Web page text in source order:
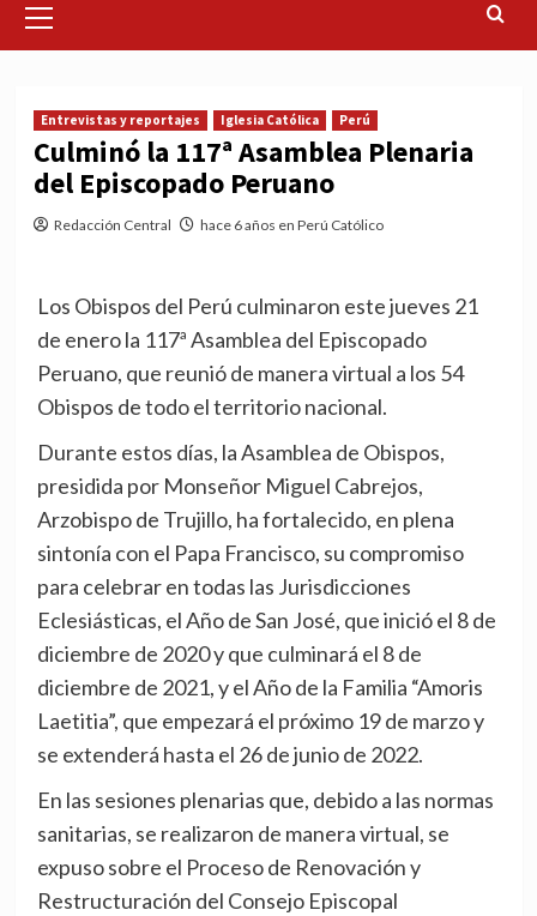
Menu
Entrevistas y reportajes Iglesia Católica Perú
Culminó la 117ª Asamblea Plenaria
del Episcopado Peruano
Redacción Central hace 6 años en Perú Católico
Los Obispos del Perú culminaron este jueves 21
de enero la 117ª Asamblea del Episcopado
Peruano, que reunió de manera virtual a los 54
Obispos de todo el territorio nacional.
Durante estos días, la Asamblea de Obispos,
presidida por Monseñor Miguel Cabrejos,
Arzobispo de Trujillo, ha fortalecido, en plena
sintonía con el Papa Francisco, su compromiso
para celebrar en todas las Jurisdicciones
Eclesiásticas, el Año de San José, que inició el 8 de
diciembre de 2020 y que culminará el 8 de
diciembre de 2021, y el Año de la Familia “Amoris
Laetitia”, que empezará el próximo 19 de marzo y
se extenderá hasta el 26 de junio de 2022.
En las sesiones plenarias que, debido a las normas
sanitarias, se realizaron de manera virtual, se
expuso sobre el Proceso de Renovación y
Restructuración del Consejo Episcopal